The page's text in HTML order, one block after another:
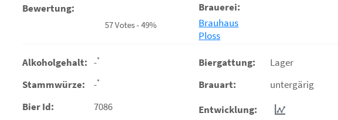
Bewertung:
57 Votes - 49%
Brauerei:
Brauhaus
Ploss
Alkoholgehalt: -*
Stammwürze: -*
Bier Id: 7086
Biergattung:
Lager
Brauart:
untergärig
Entwicklung: